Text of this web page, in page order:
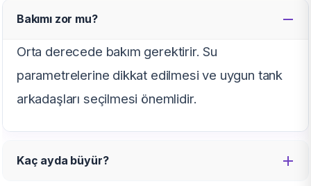
Bakımı zor mu?
Orta derecede bakım gerektirir. Su
parametrelerine dikkat edilmesi ve uygun tank
arkadaşları seçilmesi önemlidir.
Kaç ayda büyür?